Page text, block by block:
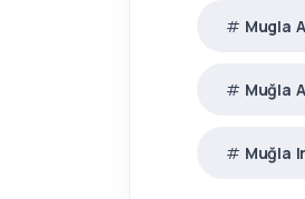
Mugla
Muğla
Muğla